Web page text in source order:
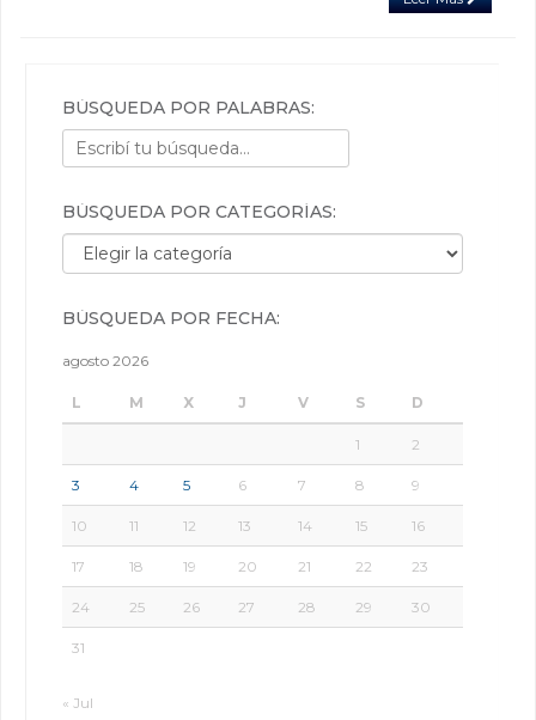
BÚSQUEDA POR PALABRAS:
BÚSQUEDA POR CATEGORÍAS:
Búsqueda por categorías:
BÚSQUEDA POR FECHA:
agosto 2026
L M X J V S D
1 2
3 4 5 6 7 8 9
10 11 12 13 14 15 16
17 18 19 20 21 22 23
24 25 26 27 28 29 30
31
« Jul